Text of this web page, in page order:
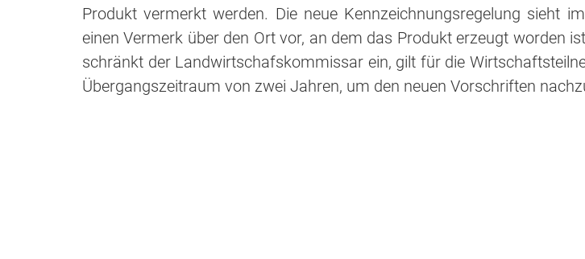
Produkt vermerkt werden. Die neue Kennzeichnungsregelung sieht
einen Vermerk über den Ort vor, an dem das Produkt erzeugt worden
schränkt der Landwirtschafskommissar ein, gilt für die
Übergangszeitraum von zwei Jahren, um den neuen Vorschriften